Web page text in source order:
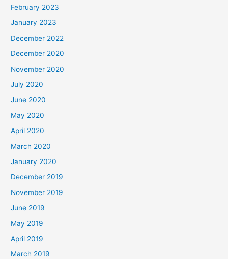
February 2023
January 2023
December 2022
December 2020
November 2020
July 2020
June 2020
May 2020
April 2020
March 2020
January 2020
December 2019
November 2019
June 2019
May 2019
April 2019
March 2019